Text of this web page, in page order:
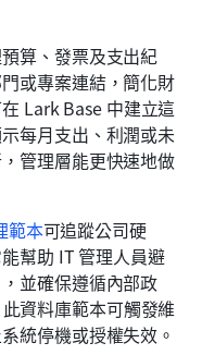
算、發票及支出紀
或專案連結，簡化財
Lark Base 中建立這
每月支出、利潤或未
管理層能更快速地做
範本可追蹤公司硬
幫助 IT 管理人員避
並確保遵循內部政
資料庫範本可觸發維
統停機或授權失效。